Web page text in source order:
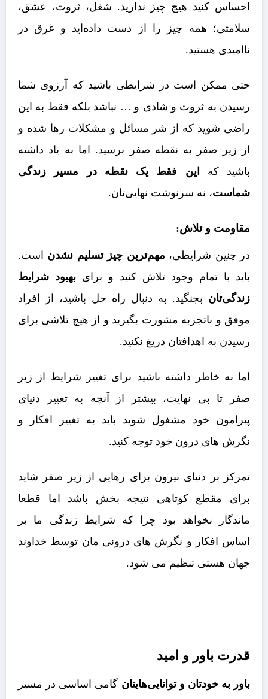
احساس کنید هیچ چیز ندارید. شغل، ثروت، عشق،
سلامتی؛ همه چیز را از دست داده‌اید و غرق در
ناامیدی هستید.
حتی ممکن است در شرایطی باشید که آرزوی شما
رسیدن به ثروت و شادی و … نباشد بلکه فقط به این
راضی شوید که از شر مسائل و مشکلات رها شده و
از زیر صفر به نقطه صفر برسید. اما به یاد داشته
باشید که
این فقط یک نقطه در مسیر زندگی
شماست، نه سرنوشت نهایی‌تان.
مقاومت و تلاش:
در چنین شرایطی، مهم‌ترین چیز تسلیم نشدن است.
باید با تمام وجود تلاش کنید و برای بهبود شرایط
زندگی‌تان بجنگید. به دنبال راه حل باشید، از افراد
موفق و باتجربه مشورت بگیرید و از هیچ تلاشی برای
رسیدن به اهدافتان دریغ نکنید.
اما به خاطر داشته باشید برای تغییر شرایط از زیر
صفر تا بی نهایت، بیشتر از آنچه به تغییر دنیای
پیرامون خود مشغول شوید باید به تغییر افکار و
نگرش های درون خود توجه کنید.
تمرکز بر دنیای بیرون برای رهایی از زیر صفر شاید
برای مقطع کوتاهی نتیجه بخش باشد اما قطعا
ماندگار نخواهد بود چرا که شرایط زندگی ما بر
اساس افکار و نگرش های درونی مان توسط خداوند
جهان هستی تنظیم می شود.
قدرت باور و امید
باور به خودتان و توانایی‌هایتان گامی اساسی در مسیر